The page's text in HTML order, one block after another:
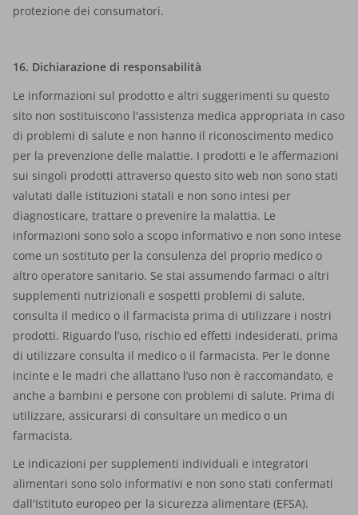
protezione dei consumatori.
16. Dichiarazione di responsabilità
Le informazioni sul prodotto e altri suggerimenti su questo
sito non sostituiscono l'assistenza medica appropriata in caso
di problemi di salute e non hanno il riconoscimento medico
per la prevenzione delle malattie. I prodotti e le affermazioni
sui singoli prodotti attraverso questo sito web non sono stati
valutati dalle istituzioni statali e non sono intesi per
diagnosticare, trattare o prevenire la malattia. Le
informazioni sono solo a scopo informativo e non sono intese
come un sostituto per la consulenza del proprio medico o
altro operatore sanitario. Se stai assumendo farmaci o altri
supplementi nutrizionali e sospetti problemi di salute,
consulta il medico o il farmacista prima di utilizzare i nostri
prodotti. Riguardo l’uso, rischio ed effetti indesiderati, prima
di utilizzare consulta il medico o il farmacista. Per le donne
incinte e le madri che allattano l’uso non è raccomandato, e
anche a bambini e persone con problemi di salute. Prima di
utilizzare, assicurarsi di consultare un medico o un
farmacista.
Le indicazioni per supplementi individuali e integratori
alimentari sono solo informativi e non sono stati confermati
dall'Istituto europeo per la sicurezza alimentare (EFSA).